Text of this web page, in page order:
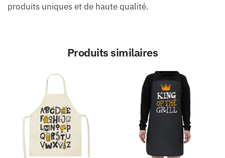
produits uniques et de haute qualité.
Produits similaires